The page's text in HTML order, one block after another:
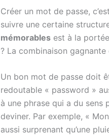
Créer un mot de passe,
suivre une certaine
mémorables est à la
? La combinaison
Un bon mot de passe doit
redoutable « password »
à une phrase qui a du
deviner. Par exemple, «
aussi surprenant qu’une